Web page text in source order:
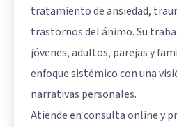
tratamiento de ansiedad,
trastornos del ánimo. Su
jóvenes, adultos, parejas y
enfoque sistémico con una
narrativas personales.
Atiende en consulta online y